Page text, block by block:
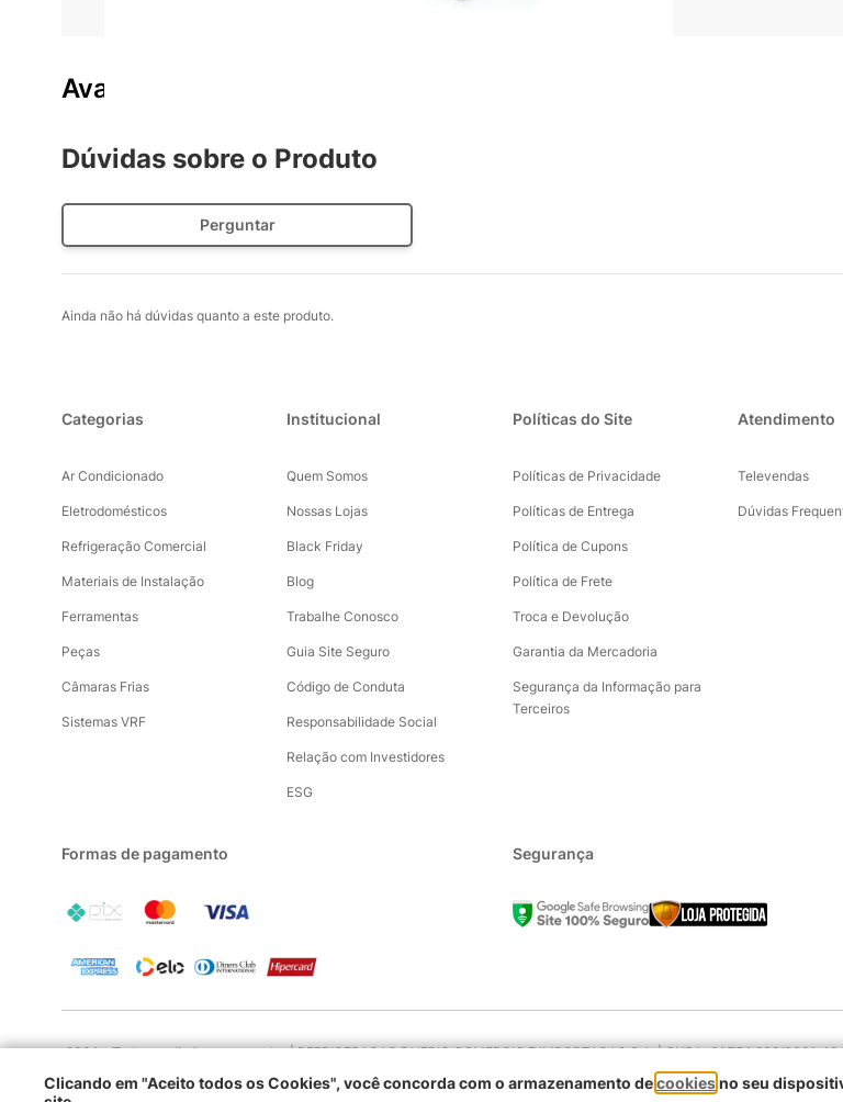
Avaliações do produto
Dúvidas sobre o Produto
Perguntar
Ainda não há dúvidas quanto a este produto.
Categorias
Ar Condicionado
Eletrodomésticos
Refrigeração Comercial
Materiais de Instalação
Ferramentas
Peças
Câmaras Frias
Sistemas VRF
Institucional
Quem Somos
Nossas Lojas
Black Friday
Blog
Trabalhe Conosco
Guia Site Seguro
Código de Conduta
Responsabilidade Social
Relação com Investidores
ESG
Políticas do Site
Políticas de Privacidade
Políticas de Entrega
Política de Cupons
Política de Frete
Troca e Devolução
Garantia da Mercadoria
Segurança da Informação para
Terceiros
Atendimento
Televendas
Dúvidas
Formas de pagamento Segurança
2024 - Todos os direitos reservados | REFRIGERACAO DUFRIO COMERCIO E IMPORTACAO S.A. | CNPJ : 01.754.239/
90230-011
Clicando em "Aceito todos os Cookies", você concorda com o armazenamento decookiesno seu